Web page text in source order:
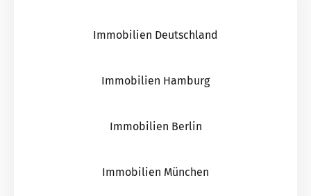
Immobilien Deutschland
Immobilien Hamburg
Immobilien Berlin
Immobilien München